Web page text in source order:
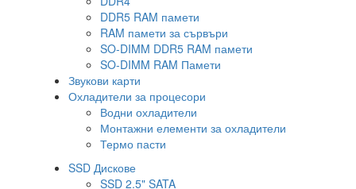
DDR5 RAM памети
RAM памети за сървъри
SO-DIMM DDR5 RAM памети
SO-DIMM RAM Памети
Звукови карти
Охладители за процесори
Водни охладители
Монтажни елементи за охладители
Термо пасти
SSD Дискове
SSD 2.5" SATA